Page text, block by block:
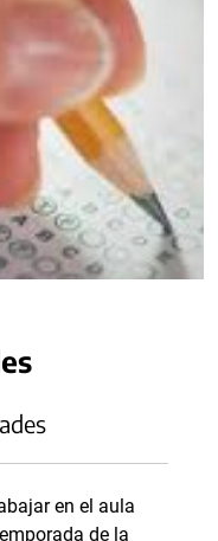
en el aula
de la